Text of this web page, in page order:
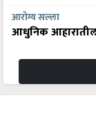
आरोग्य सल्ला
आधुनिक आहारातील